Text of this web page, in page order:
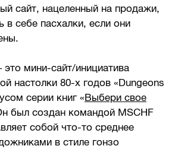
сайт, нацеленный на продажи,
себе пасхалки, если они
мини-сайт/инициатива
настолки80-х годов «Dungeons
серии книг « Выбери свое
был создан командой MSCHF
собой что-то среднее
в стиле гонзо